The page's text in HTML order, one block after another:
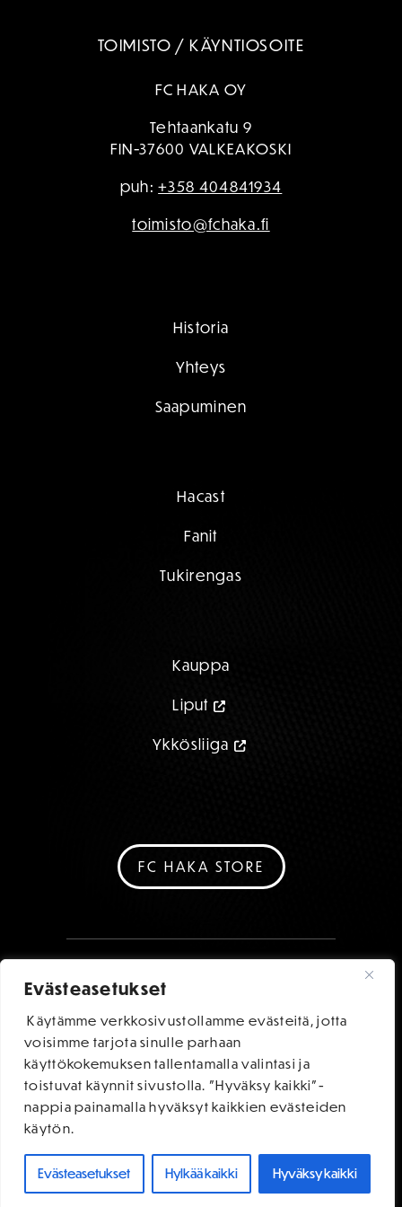
Evästeasetukset
Käytämme verkkosivustollamme evästeitä, jotta
voisimme tarjota sinulle parhaan
käyttökokemuksen tallentamalla valintasi ja
toistuvat käynnit sivustolla. "Hyväksy kaikki"-
nappia painamalla hyväksyt kaikkien evästeiden
käytön.
Evästeasetukset Hylkää kaikki Hyväksy kaikki
OSTA LIPUT
TOIMISTO / KÄYNTIOSOITE
FC HAKA OY
Tehtaankatu 9
FIN-37600 VALKEAKOSKI
puh:+358 404841934
toimisto@fchaka.fi
Historia
Yhteys
Saapuminen
Hacast
Fanit
Tukirengas
Kauppa
Liput
Ykkösliiga
FC HAKA STORE